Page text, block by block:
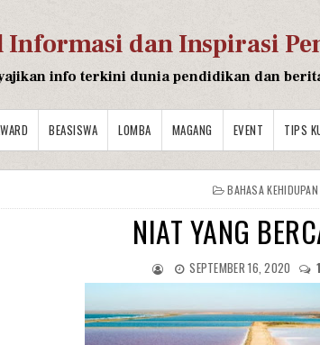
Informasi dan Inspirasi
info terkini dunia pendidikan dan
BEASISWA LOMBA MAGANG EVENT TIPS
BAHASA KEHIDUPAN
NIAT YANG
SEPTEMBER 16, 2020 1